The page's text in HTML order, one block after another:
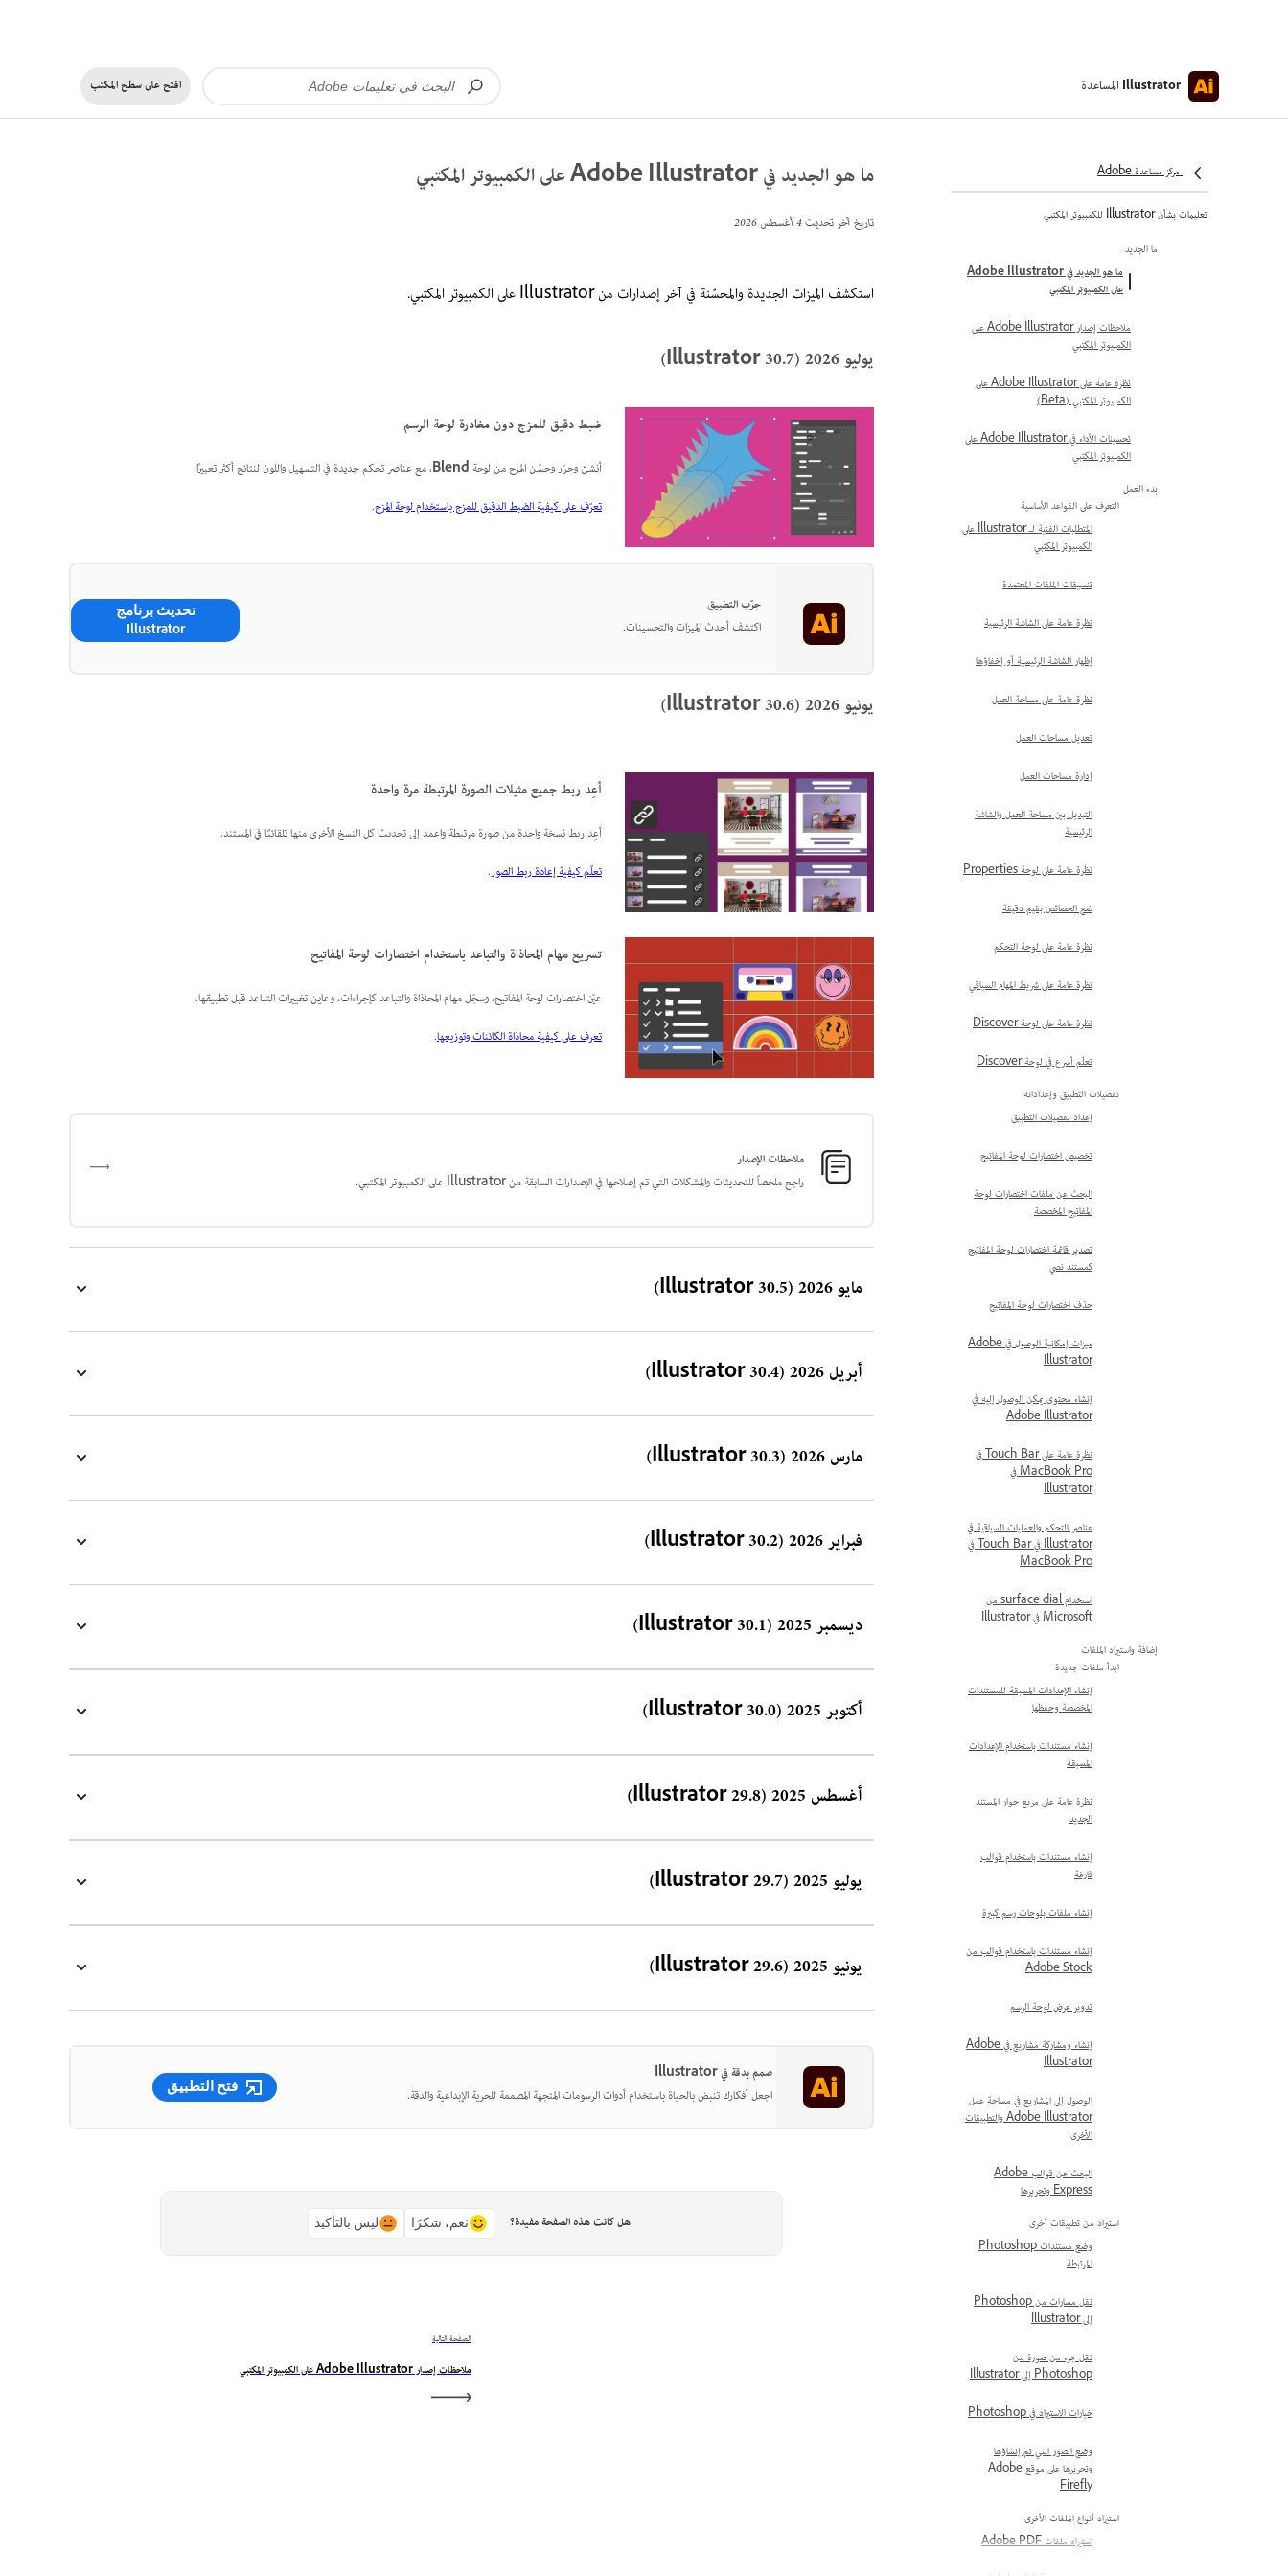
Illustrator المساعدة افتح علىسطح المكتب
مركز مساعدة Adobe
تعليمات بشأن Illustrator للكمبيوتر المكتبي
ما الجديد
ما هو الجديد في Adobe Illustrator
على الكمبيوتر المكتبي
ملاحظات إصدار Adobe Illustrator على
الكمبيوتر المكتبي
نظرة عامة على Adobe Illustrator على
الكمبيوتر المكتبي (Beta)
تحسينات الأداء في Adobe Illustrator على
الكمبيوتر المكتبي
بدء العمل
التعرف على القواعد الأساسية
المتطلبات الفنية لـ Illustrator على
الكمبيوتر المكتبي
تنسيقات الملفات المعتمدة
نظرة عامة على الشاشة الرئيسية
إظهار الشاشة الرئيسية أو إخفاؤها
نظرة عامة على مساحة العمل
تعديل مساحات العمل
إدارة مساحات العمل
التبديل بين مساحة العمل والشاشة
الرئيسية
نظرة عامة على لوحة Properties
ضع الخصائص بقيم دقيقة
نظرة عامة على لوحة التحكم
نظرة عامة على شريط المهام السياقي
نظرة عامة على لوحة Discover
تعلّم أسرع في لوحة Discover
تفضيلات التطبيق وإعداداته
إعداد تفضيلات التطبيق
تخصيص اختصارات لوحة المفاتيح
البحث عن ملفات اختصارات لوحة
المفاتيح المخصصة
تصدير قائمة اختصارات لوحة المفاتيح
كمستند نصي
حذف اختصارات لوحة المفاتيح
ميزات إمكانية الوصول في Adobe
Illustrator
إنشاء محتوى يمكن الوصول إليه في
Adobe Illustrator
نظرة عامة على Touch Bar في
MacBook Pro في
Illustrator
عناصر التحكم والعمليات السياقية في
Illustrator في Touch Bar في
MacBook Pro
استخدام surface dial من
Microsoft في Illustrator
إضافة واستيراد الملفات
ابدأ ملفات جديدة
إنشاء الإعدادات المسبقة للمستندات
المخصصة وحفظها
إنشاء مستندات‬ باستخدام الإعدادات
المسبقة
نظرة عامة على مربع حوار المستند
الجديد
إنشاء مستندات باستخدام قوالب
فارغة
إنشاء ملفات بلوحات رسم كبيرة
إنشاء مستندات باستخدام قوالب من
Adobe Stock
تدوير عرض لوحة الرسم
إنشاء ومشاركة مشاريع في Adobe
Illustrator
الوصول إلى المشاريع في مساحة عمل
Adobe Illustrator والتطبيقات
الأخرى
البحث عن قوالب Adobe
Express وتحريرها
استيراد من تطبيقات أخرى
وضع مستندات Photoshop
المرتبطة
نقل مسارات من Photoshop
إلى Illustrator
نقل جزء من صورة من
Photoshop إلى Illustrator
خيارات الاستيراد في Photoshop
وضع الصور التي تم إنشاؤها
وتحريرها على موقع Adobe
Firefly
استيراد أنواع الملفات الأخرى
استيراد ملفات Adobe PDF
ما هو الجديد في Adobe Illustrator على الكمبيوتر المكتبي
تاريخ آخر تحديث4 أغسطس 2026
استكشف الميزات الجديدة والمحسّنة في آخر إصدارات من Illustrator على الكمبيوتر المكتبي.
يوليو 2026 (Illustrator 30.7)
ضبط دقيق للمزج دون مغادرة لوحة الرسم
أنشئ وحرّر وحسّن المزج من لوحةBlend، مع عناصر تحكم جديدة في التسهيل واللون لنتائج أكثر تعبيرًا.
تعرّف على كيفية الضبط الدقيق للمزج باستخدام لوحة المزج.
جرّب التطبيق
اكتشف أحدث الميزات والتحسينات.
تحديث برنامج
Illustrator
يونيو 2026 (Illustrator 30.6)
أعِد ربط جميع مثيلات الصورة المرتبطة مرة واحدة
أعِد ربط نسخة واحدة من صورة مرتبطة واعمد إلى تحديث كل النسخ الأخرى منها تلقائيًا في المستند.
تعلّم كيفية إعادة ربط الصور.
تسريع مهام المحاذاة والتباعد باستخدام اختصارات لوحة المفاتيح
عيّن اختصارات لوحة المفاتيح، وسجّل مهام المحاذاة والتباعد كإجراءات، وعاين تغييرات التباعد قبل تطبيقها.
تعرف على كيفية محاذاة الكائنات وتوزيعها.
ملاحظات الإصدار
راجع ملخصاً للتحديثات والمشكلات التي تم إصلاحها في الإصدارات السابقة من Illustrator على الكمبيوتر المكتبي.
مايو 2026 (Illustrator 30.5)
أبريل 2026 (Illustrator 30.4)
مارس 2026 (Illustrator 30.3)
فبراير 2026 (Illustrator 30.2)
ديسمبر 2025 (Illustrator 30.1)
أكتوبر 2025 (Illustrator 30.0)
أغسطس 2025 (Illustrator 29.8)
يوليو 2025 (Illustrator 29.7)
يونيو 2025 (Illustrator 29.6)
صمم بدقة في Illustrator
اجعل أفكارك تنبض بالحياة باستخدام أدوات الرسومات المتجهة المصممة للحرية الإبداعية والدقة.
فتح التطبيق
هل كانت هذه الصفحة مفيدة؟ نعم، شكرًا ليس بالتأكيد
الصفحة التالية
ملاحظات إصدار Adobe Illustrator على الكمبيوتر المكتبي